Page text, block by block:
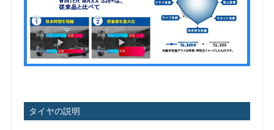
タイヤの説明